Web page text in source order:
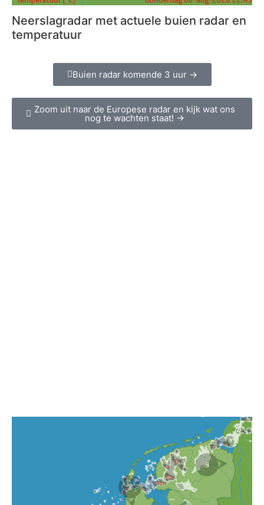
Neerslagradar met actuele buien radar en
temperatuur
Buien radar komende 3 uur →
Zoom uit naar de Europese radar en kijk wat ons
nog te wachten staat! →